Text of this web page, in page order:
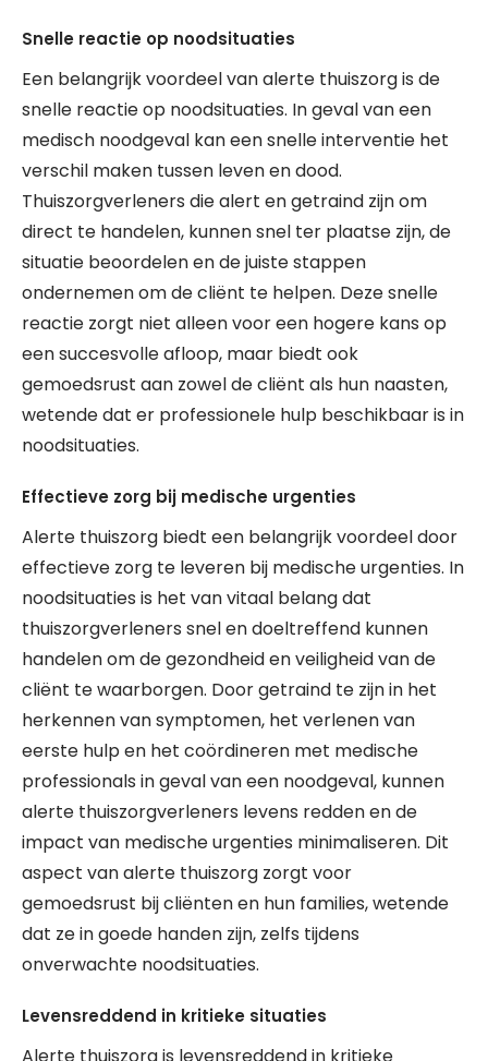
Snelle reactie op noodsituaties
Een belangrijk voordeel van alerte thuiszorg is de
snelle reactie op noodsituaties. In geval van een
medisch noodgeval kan een snelle interventie het
verschil maken tussen leven en dood.
Thuiszorgverleners die alert en getraind zijn om
direct te handelen, kunnen snel ter plaatse zijn, de
situatie beoordelen en de juiste stappen
ondernemen om de cliënt te helpen. Deze snelle
reactie zorgt niet alleen voor een hogere kans op
een succesvolle afloop, maar biedt ook
gemoedsrust aan zowel de cliënt als hun naasten,
wetende dat er professionele hulp beschikbaar is in
noodsituaties.
Effectieve zorg bij medische urgenties
Alerte thuiszorg biedt een belangrijk voordeel door
effectieve zorg te leveren bij medische urgenties. In
noodsituaties is het van vitaal belang dat
thuiszorgverleners snel en doeltreffend kunnen
handelen om de gezondheid en veiligheid van de
cliënt te waarborgen. Door getraind te zijn in het
herkennen van symptomen, het verlenen van
eerste hulp en het coördineren met medische
professionals in geval van een noodgeval, kunnen
alerte thuiszorgverleners levens redden en de
impact van medische urgenties minimaliseren. Dit
aspect van alerte thuiszorg zorgt voor
gemoedsrust bij cliënten en hun families, wetende
dat ze in goede handen zijn, zelfs tijdens
onverwachte noodsituaties.
Levensreddend in kritieke situaties